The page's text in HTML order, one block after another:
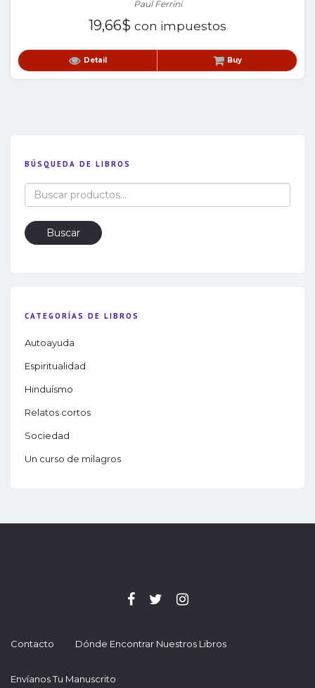
Paul Ferrini
19,66$ con impuestos
Detail Buy
BÚSQUEDA DE LIBROS
Buscar
por:
Buscar
CATEGORÍAS DE LIBROS
Autoayuda
Espiritualidad
Hinduísmo
Relatos cortos
Sociedad
Un curso de milagros
Contacto Dónde Encontrar Nuestros Libros
Envíanos Tu Manuscrito